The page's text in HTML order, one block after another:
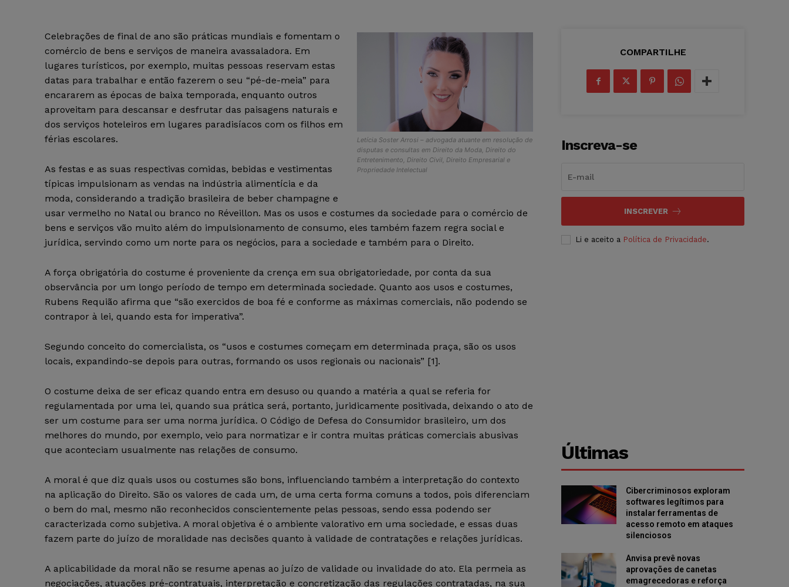
Letícia Soster Arrosi – advogada atuante em resolução de
disputas e consultas em Direito da Moda, Direito do
Entretenimento, Direito Civil, Direito Empresarial e
Propriedade Intelectual
Celebrações de final de ano são práticas mundiais e fomentam o
comércio de bens e serviços de maneira avassaladora. Em
lugares turísticos, por exemplo, muitas pessoas reservam estas
datas para trabalhar e então fazerem o seu “pé-de-meia” para
encararem as épocas de baixa temporada, enquanto outros
aproveitam para descansar e desfrutar das paisagens naturais e
dos serviços hoteleiros em lugares paradisíacos com os filhos em
férias escolares.
As festas e as suas respectivas comidas, bebidas e vestimentas
típicas impulsionam as vendas na indústria alimentícia e da
moda, considerando a tradição brasileira de beber champagne e
usar vermelho no Natal ou branco no Réveillon. Mas os usos e costumes da sociedade para o comércio de
bens e serviços vão muito além do impulsionamento de consumo, eles também fazem regra social e
jurídica, servindo como um norte para os negócios, para a sociedade e também para o Direito.
A força obrigatória do costume é proveniente da crença em sua obrigatoriedade, por conta da sua
observância por um longo período de tempo em determinada sociedade. Quanto aos usos e costumes,
Rubens Requião afirma que “são exercidos de boa fé e conforme as máximas comerciais, não podendo se
contrapor à lei, quando esta for imperativa”.
Segundo conceito do comercialista, os “usos e costumes começam em determinada praça, são os usos
locais, expandindo-se depois para outras, formando os usos regionais ou nacionais” [1].
O costume deixa de ser eficaz quando entra em desuso ou quando a matéria a qual se referia for
regulamentada por uma lei, quando sua prática será, portanto, juridicamente positivada, deixando o ato de
ser um costume para ser uma norma jurídica. O Código de Defesa do Consumidor brasileiro, um dos
melhores do mundo, por exemplo, veio para normatizar e ir contra muitas práticas comerciais abusivas
que aconteciam usualmente nas relações de consumo.
A moral é que diz quais usos ou costumes são bons, influenciando também a interpretação do contexto
na aplicação do Direito. São os valores de cada um, de uma certa forma comuns a todos, pois diferenciam
o bem do mal, mesmo não reconhecidos conscientemente pelas pessoas, sendo essa podendo ser
caracterizada como subjetiva. A moral objetiva é o ambiente valorativo em uma sociedade, e essas duas
fazem parte do juízo de moralidade nas decisões quanto à validade de contratações e relações jurídicas.
A aplicabilidade da moral não se resume apenas ao juízo de validade ou invalidade do ato. Ela permeia as
negociações, atuações pré-contratuais, interpretação e concretização das regulações contratadas, na sua
COMPARTILHE
Inscreva-se
INSCREVER
Li e aceito a Política de Privacidade.
Últimas
Cibercriminosos exploram
softwares legítimos para
instalar ferramentas de
acesso remoto em ataques
silenciosos
Anvisa prevê novas
aprovações de canetas
emagrecedoras e reforça